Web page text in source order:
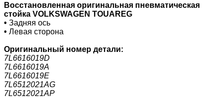
Восстановленная оригинальная пневматическая
стойка VOLKSWAGEN TOUAREG
• Задняя ось
• Левая сторона
Оригинальный номер детали:
7L6616019D
7L6616019A
7L6616019E
7L6512021AG
7L6512021AP